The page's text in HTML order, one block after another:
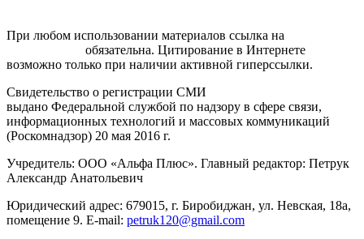
При любом использовании материалов ссылка на
обязательна. Цитирование в Интернете
возможно только при наличии активной гиперссылки.
Свидетельство о регистрации СМИ
выдано Федеральной службой по надзору в сфере связи,
информационных технологий и массовых коммуникаций
(Роскомнадзор) 20 мая 2016 г.
Учредитель: ООО «Альфа Плюс». Главный редактор: Петрук
Александр Анатольевич
Юридический адрес: 679015, г. Биробиджан, ул. Невская, 18а,
помещение 9. E-mail: petruk120@gmail.com